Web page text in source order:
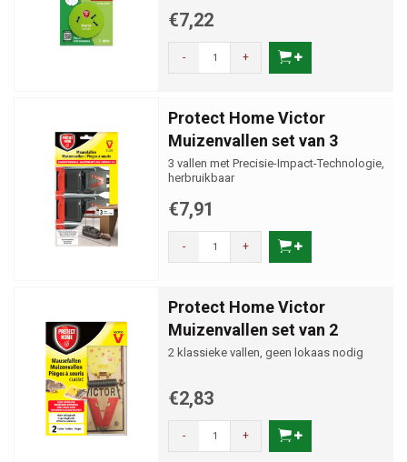
€7,22
- +
Protect Home Victor
Muizenvallen set van 3
3 vallen met Precisie-Impact-Technologie,
herbruikbaar
€7,91
- +
Protect Home Victor
Muizenvallen set van 2
2 klassieke vallen, geen lokaas nodig
€2,83
- +